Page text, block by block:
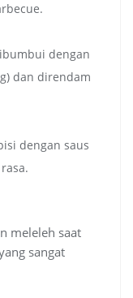
dengan
dan direndam
dengan saus
meleleh saat
sangat